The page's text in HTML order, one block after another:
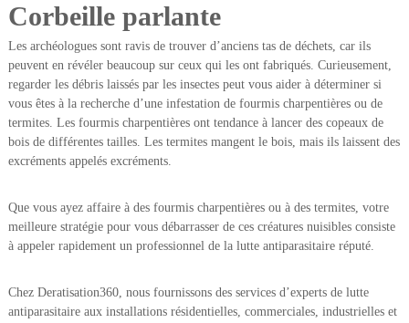
Corbeille parlante
Les archéologues sont ravis de trouver d’anciens tas de déchets, car ils
peuvent en révéler beaucoup sur ceux qui les ont fabriqués. Curieusement,
regarder les débris laissés par les insectes peut vous aider à déterminer si
vous êtes à la recherche d’une infestation de fourmis charpentières ou de
termites. Les fourmis charpentières ont tendance à lancer des copeaux de
bois de différentes tailles. Les termites mangent le bois, mais ils laissent des
excréments appelés excréments.
Que vous ayez affaire à des fourmis charpentières ou à des termites, votre
meilleure stratégie pour vous débarrasser de ces créatures nuisibles consiste
à appeler rapidement un professionnel de la lutte antiparasitaire réputé.
Chez Deratisation360, nous fournissons des services d’experts de lutte
antiparasitaire aux installations résidentielles, commerciales, industrielles et